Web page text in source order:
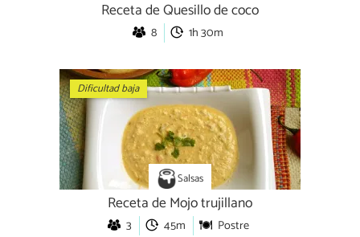
Receta de Quesillo de coco
8 1h 30m
Dificultad baja
Salsas
Receta de Mojo trujillano
3 45m Postre